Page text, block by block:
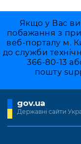
Якщо у Вас
побажання з
веб-порталу м.
до служби
366-80-13
пошту
gov.ua
Державні сайти